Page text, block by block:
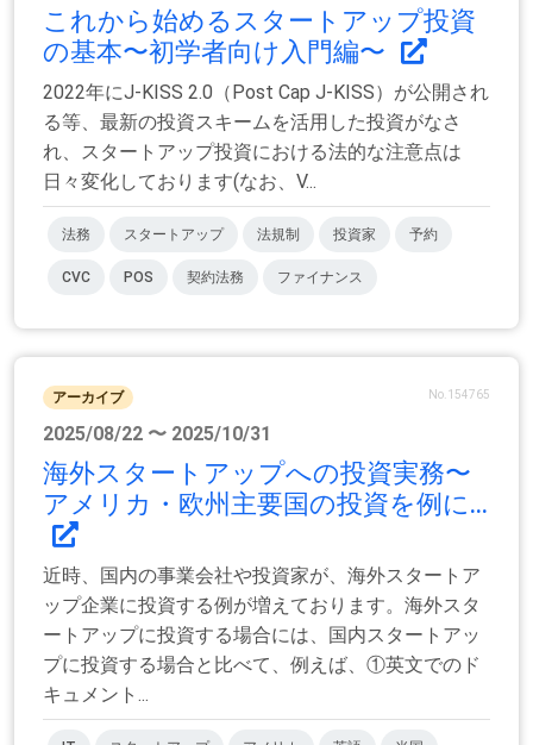
これから始めるスタートアップ投資
の基本〜初学者向け入門編〜
2022年にJ-KISS 2.0（Post Cap J-KISS）が公開され
る等、最新の投資スキームを活用した投資がなさ
れ、スタートアップ投資における法的な注意点は
日々変化しております(なお、V...
法務 スタートアップ 法規制 投資家 予約
CVC POS 契約法務 ファイナンス
アーカイブ No.154765
2025/08/22 〜 2025/10/31
海外スタートアップへの投資実務〜
アメリカ・欧州主要国の投資を例に...
近時、国内の事業会社や投資家が、海外スタートア
ップ企業に投資する例が増えております。海外スタ
ートアップに投資する場合には、国内スタートアッ
プに投資する場合と比べて、例えば、①英文でのド
キュメント...